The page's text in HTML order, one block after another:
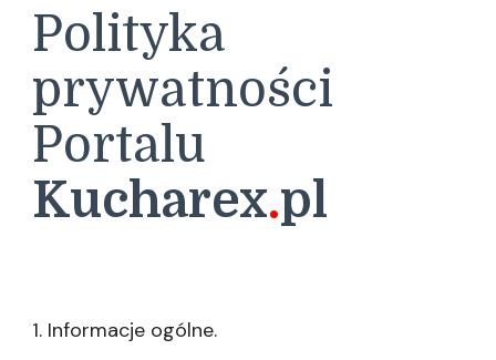
Polityka
prywatności
Portalu
Kucharex.pl
1. Informacje ogólne.